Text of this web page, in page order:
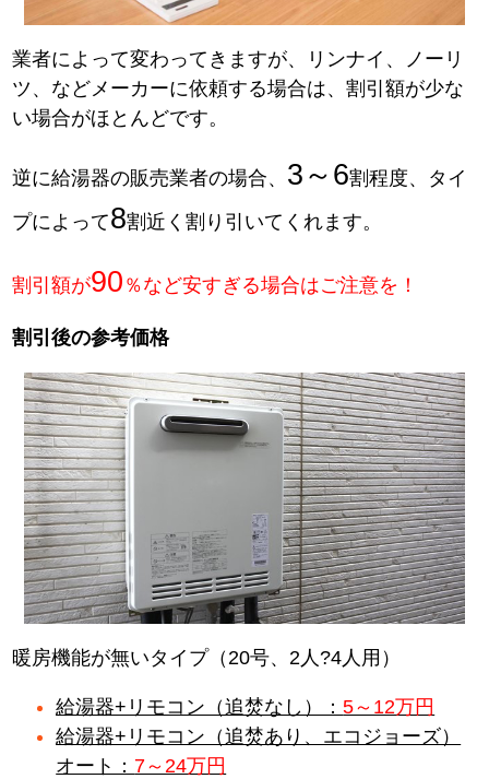
業者によって変わってきますが、リンナイ、ノーリ
ツ、などメーカーに依頼する場合は、割引額が少な
い場合がほとんどです。
逆に給湯器の販売業者の場合、 3～6割程度、タイ
プによって8割近く割り引いてくれます。
割引額が90 ％など安すぎる場合はご注意を！
割引後の参考価格
暖房機能が無いタイプ（20号、2人?4人用）
給湯器+リモコン（追焚なし）：5～12万円
給湯器+リモコン（追焚あり、エコジョーズ）
オート： 7～24万円